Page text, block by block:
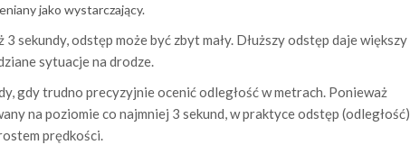
jako wystarczający.
sekundy, odstęp może być zbyt mały. Dłuższy odstęp daje większy
sytuacje na drodze.
gdy trudno precyzyjnie ocenić odległość w metrach. Ponieważ
na poziomie co najmniej 3 sekund, w praktyce odstęp (odległość)
prędkości.